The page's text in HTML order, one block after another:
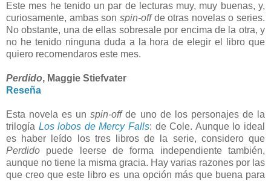
Este mes he tenido un par de lecturas muy, muy buenas, y,
curiosamente, ambas son spin-offde otras novelas o series.
No obstante, una de ellas sobresale por encima de la otra, y
no he tenido ninguna duda a la hora de elegir el libro que
quiero recomendaros este mes.
Perdido, Maggie Stiefvater
Reseña
Esta novela es unspin-offde uno de los personajes de la
trilogía Los lobos de Mercy Falls: de Cole. Aunque lo ideal
es haber leído los tres libros de la serie, considero que
Perdido puede leerse de forma independiente también,
aunque no tiene la misma gracia. Hay varias razones por las
que creo que este libro es una opción más que buena para